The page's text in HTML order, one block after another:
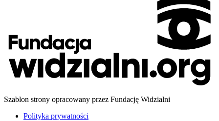
Szablon strony opracowany przez Fundację Widzialni
Polityka prywatności